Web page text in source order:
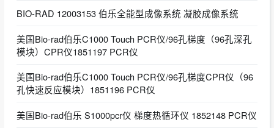
BIO-RAD 12003153 伯乐全能型成像系统 凝胶成像系统
美国Bio-rad伯乐C1000 Touch PCR仪/96孔梯度（96孔深孔
模块）CPR仪1851197 PCR仪
美国Bio-rad伯乐C1000 Touch PCR仪/96孔梯度CPR仪（96
孔快速反应模块）1851196 PCR仪
美国Bio-rad伯乐 S1000pcr仪 梯度热循环仪 1852148 PCR仪